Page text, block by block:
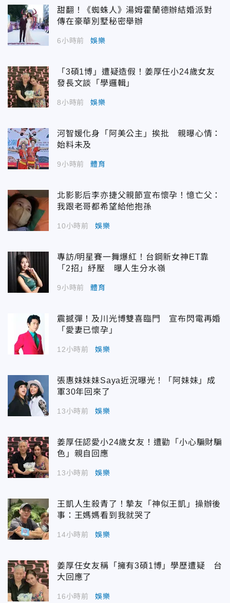
甜翻！《蜘蛛人》湯姆霍蘭德辦結婚派對
傳在豪華別墅秘密舉辦
6小時前 娛樂
「3碩1博」遭疑造假！姜厚任小24歲女友
發長文談「學邏輯」
8小時前 娛樂
河智媛化身「阿美公主」挨批 親曝心情：
始料未及
9小時前 體育
北影影后李亦捷父親節宣布懷孕！憶亡父：
我跟老哥都希望給他抱孫
10小時前 娛樂
專訪/明星賽一舞爆紅！台鋼新女神ET靠
「2招」紓壓 曝人生分水嶺
9小時前 體育
震撼彈！及川光博雙喜臨門 宣布閃電再婚
「愛妻已懷孕」
12小時前 娛樂
張惠妹妹妹Saya近況曝光！「阿妹妹」成
軍30年回來了
13小時前 娛樂
姜厚任認愛小24歲女友！遭勸「小心騙財騙
色」親自回應
13小時前 娛樂
王凱人生殺青了！摯友「神似王凱」操辦後
事：王媽媽看到我就哭了
14小時前 娛樂
姜厚任女友稱「擁有3碩1博」學歷遭疑 台
大回應了
16小時前 娛樂